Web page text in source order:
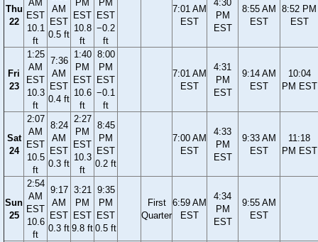
Thu
22
AM
EST
10.1
ft
AM
EST
0.5 ft
PM
EST
10.8
ft
PM
EST
−0.2
ft
7:01 AM
EST
4:30
PM
EST
8:55 AM
EST
8:52 PM
EST
Fri
23
1:25
AM
EST
10.3
ft
7:36
AM
EST
0.4 ft
1:40
PM
EST
10.6
ft
8:00
PM
EST
−0.1
ft
7:01 AM
EST
4:31
PM
EST
9:14 AM
EST
10:04
PM EST
Sat
24
2:07
AM
EST
10.5
ft
8:24
AM
EST
0.3 ft
2:27
PM
EST
10.3
ft
8:45
PM
EST
0.2 ft
7:00 AM
EST
4:33
PM
EST
9:33 AM
EST
11:18
PM EST
Sun
25
2:54
AM
EST
10.6
ft
9:17
AM
EST
0.3 ft
3:21
PM
EST
9.8 ft
9:35
PM
EST
0.5 ft
First
Quarter
6:59 AM
EST
4:34
PM
EST
9:55 AM
EST